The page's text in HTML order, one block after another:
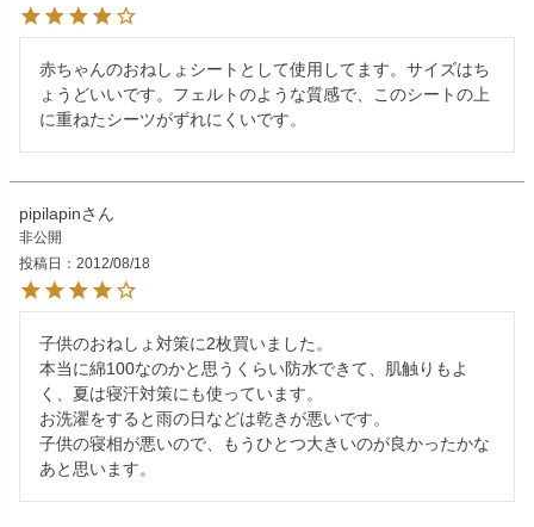
赤ちゃんのおねしょシートとして使用してます。サイズはち
ょうどいいです。フェルトのような質感で、このシートの上
pipilapin
非公開
投稿日
2012/08/18
子供のおねしょ対策に2枚買いました。
本当に綿100なのかと思うくらい防水できて、肌触りもよ
く、夏は寝汗対策にも使っています。
お洗濯をすると雨の日などは乾きが悪いです。
子供の寝相が悪いので、もうひとつ大きいのが良かったかな
あと思います。